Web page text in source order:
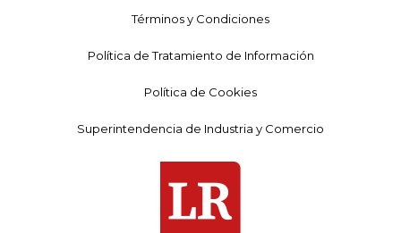
Términos y Condiciones
Política de Tratamiento de Información
Política de Cookies
Superintendencia de Industria y Comercio